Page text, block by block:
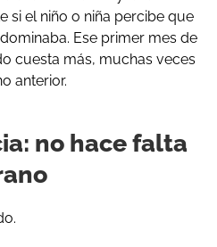
si el niño o niña percibe que
Ese primer mes de
cuesta más, muchas veces
anterior.
no hace falta